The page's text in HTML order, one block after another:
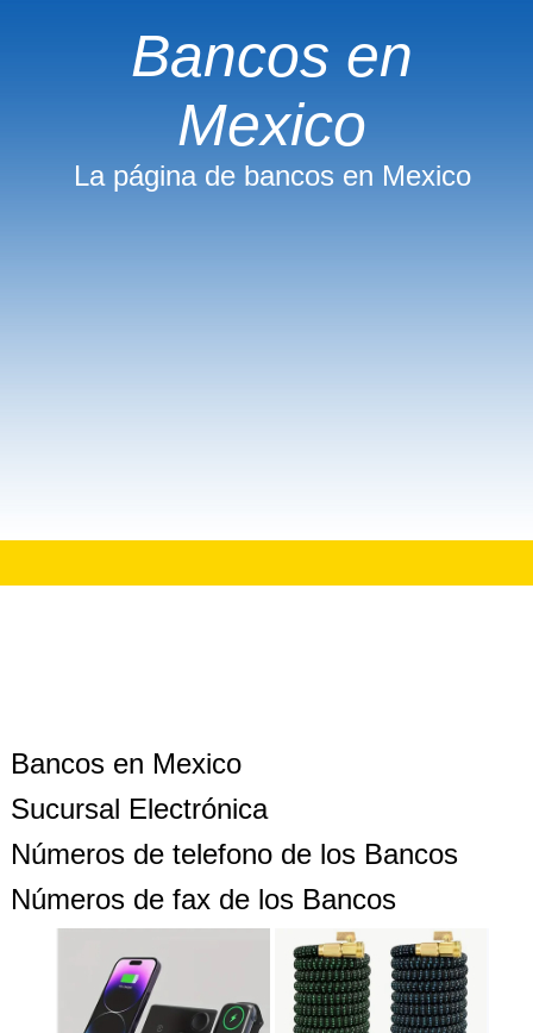
Bancos en
Mexico
La página de bancos en Mexico
Bancos en Mexico
Sucursal Electrónica
Números de telefono de los Bancos
Números de fax de los Bancos